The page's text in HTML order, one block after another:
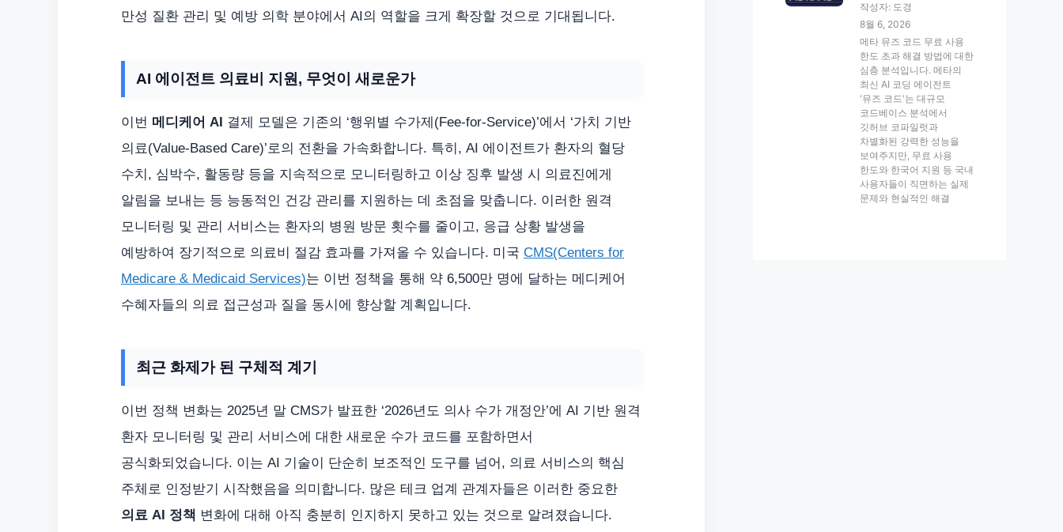
만성 질환 관리 및 예방 의학 분야에서 AI의 역할을 크게 확장할 것으로 기대됩니다.
AI 에이전트 의료비 지원, 무엇이 새로운가
이번 메디케어 AI 결제 모델은 기존의 ‘행위별 수가제(Fee-for-Service)’에서 ‘가치 기반
의료(Value-Based Care)’로의 전환을 가속화합니다. 특히, AI 에이전트가 환자의 혈당
수치, 심박수, 활동량 등을 지속적으로 모니터링하고 이상 징후 발생 시 의료진에게
알림을 보내는 등 능동적인 건강 관리를 지원하는 데 초점을 맞춥니다. 이러한 원격
모니터링 및 관리 서비스는 환자의 병원 방문 횟수를 줄이고, 응급 상황 발생을
예방하여 장기적으로 의료비 절감 효과를 가져올 수 있습니다. 미국 CMS(Centers for
Medicare & Medicaid Services)는 이번 정책을 통해 약 6,500만 명에 달하는 메디케어
수혜자들의 의료 접근성과 질을 동시에 향상할 계획입니다.
최근 화제가 된 구체적 계기
이번 정책 변화는 2025년 말 CMS가 발표한 ‘2026년도 의사 수가 개정안’에 AI 기반 원격
환자 모니터링 및 관리 서비스에 대한 새로운 수가 코드를 포함하면서
공식화되었습니다. 이는 AI 기술이 단순히 보조적인 도구를 넘어, 의료 서비스의 핵심
주체로 인정받기 시작했음을 의미합니다. 많은 테크 업계 관계자들은 이러한 중요한
의료 AI 정책 변화에 대해 아직 충분히 인지하지 못하고 있는 것으로 알려졌습니다.
작성자: 도경
8월 6, 2026
메타 뮤즈 코드 무료 사용
한도 초과 해결 방법에 대한
심층 분석입니다. 메타의
최신 AI 코딩 에이전트
'뮤즈 코드'는 대규모
코드베이스 분석에서
깃허브 코파일럿과
차별화된 강력한 성능을
보여주지만, 무료 사용
한도와 한국어 지원 등 국내
사용자들이 직면하는 실제
문제와 현실적인 해결